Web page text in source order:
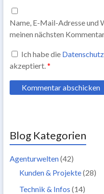
Name, E-Mail-Adresse und
meinen nächsten
Ich habe die
akzeptiert.*
Blog Kategorien
Agenturwelten(42)
Kunden & Projekte(28)
Technik & Infos (14)